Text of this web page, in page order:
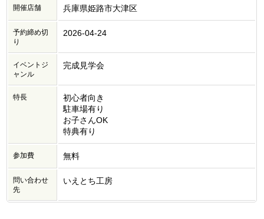
開催店舗 兵庫県姫路市大津区
予約締め切
り
2026-04-24
イベントジ
ャンル
完成見学会
特長
初心者向き
駐車場有り
お子さんOK
特典有り
参加費 無料
問い合わせ
先
いえとち工房